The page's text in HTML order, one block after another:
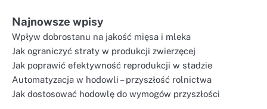
Najnowsze wpisy
Wpływ dobrostanu na jakość mięsa i mleka
Jak ograniczyć straty w produkcji zwierzęcej
Jak poprawić efektywność reprodukcji w stadzie
Automatyzacja w hodowli – przyszłość rolnictwa
Jak dostosować hodowlę do wymogów przyszłości